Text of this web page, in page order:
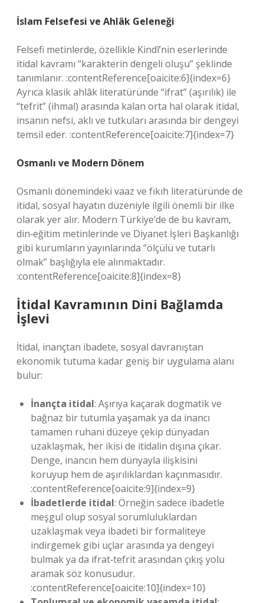
İslam Felsefesi ve Ahlâk Geleneği
Felsefi metinlerde, özellikle Kindî’nin eserlerinde
itidal kavramı “karakterin dengeli oluşu” şeklinde
tanımlanır. :contentReference[oaicite:6]{index=6}
Ayrıca klasik ahlâk literatüründe “ifrat” (aşırılık) ile
“tefrit” (ihmal) arasında kalan orta hal olarak itidal,
insanın nefsi, aklı ve tutkuları arasında bir dengeyi
temsil eder. :contentReference[oaicite:7]{index=7}
Osmanlı ve Modern Dönem
Osmanlı dönemindeki vaaz ve fıkıh literatüründe de
itidal, sosyal hayatın düzeniyle ilgili önemli bir ilke
olarak yer alır. Modern Türkiye’de de bu kavram,
din‐eğitim metinlerinde ve Diyanet İşleri Başkanlığı
gibi kurumların yayınlarında “ölçülü ve tutarlı
olmak” başlığıyla ele alınmaktadır.
:contentReference[oaicite:8]{index=8}
İtidal Kavramının Dini Bağlamda
İşlevi
İtidal, inançtan ibadete, sosyal davranıştan
ekonomik tutuma kadar geniş bir uygulama alanı
bulur:
İnançta itidal: Aşırıya kaçarak dogmatik ve
bağnaz bir tutumla yaşamak ya da inancı
tamamen ruhani düzeye çekip dünyadan
uzaklaşmak, her ikisi de itidalin dışına çıkar.
Denge, inancın hem dünyayla ilişkisini
koruyup hem de aşırılıklardan kaçınmasıdır.
:contentReference[oaicite:9]{index=9}
İbadetlerde itidal: Örneğin sadece ibadetle
meşgul olup sosyal sorumluluklardan
uzaklaşmak veya ibadeti bir formaliteye
indirgemek gibi uçlar arasında ya dengeyi
bulmak ya da ifrat‐tefrit arasından çıkış yolu
aramak söz konusudur.
:contentReference[oaicite:10]{index=10}